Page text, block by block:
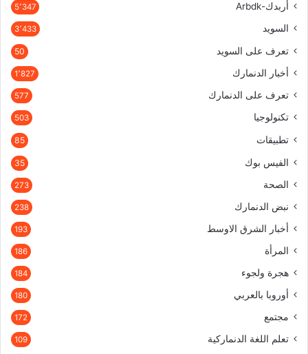
أربدك-Arbdk 5٬347
السويد 3٬433
تعرف على السويد 50
أخبار الدنمارك 1٬827
تعرف على الدنمارك 577
تكنولوجيا 503
تطبيقات 85
الفيس بوك 35
الصحة 273
نبض الدنمارك 238
أخبار الشرق الاوسط 193
المرأة 186
هجرة ولجوء 184
أوروبا بالعربي 180
مجتمع 172
تعلم اللغة الدنماركية 109